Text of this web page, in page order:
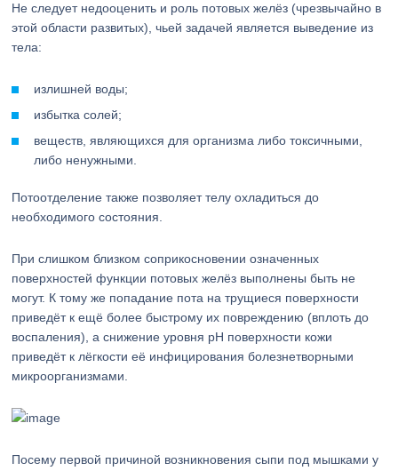
Не следует недооценить и роль потовых желёз (чрезвычайно в
этой области развитых), чьей задачей является выведение из
тела:
излишней воды;
избытка солей;
веществ, являющихся для организма либо токсичными,
либо ненужными.
Потоотделение также позволяет телу охладиться до
необходимого состояния.
При слишком близком соприкосновении означенных
поверхностей функции потовых желёз выполнены быть не
могут. К тому же попадание пота на трущиеся поверхности
приведёт к ещё более быстрому их повреждению (вплоть до
воспаления), а снижение уровня pH поверхности кожи
приведёт к лёгкости её инфицирования болезнетворными
микроорганизмами.
Посему первой причиной возникновения сыпи под мышками у